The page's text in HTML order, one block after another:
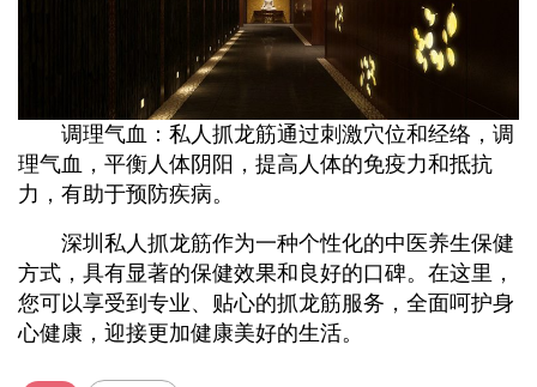
调理气血：私人抓龙筋通过刺激穴位和经络，调
理气血，平衡人体阴阳，提高人体的免疫力和抵抗
力，有助于预防疾病。
深圳私人抓龙筋作为一种个性化的中医养生保健
方式，具有显著的保健效果和良好的口碑。在这里，
您可以享受到专业、贴心的抓龙筋服务，全面呵护身
心健康，迎接更加健康美好的生活。